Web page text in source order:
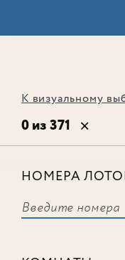
К визуальному
0 из 371
НОМЕРА